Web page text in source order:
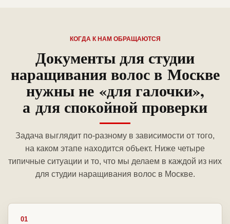
КОГДА К НАМ ОБРАЩАЮТСЯ
Документы для студии
наращивания волос в Москве
нужны не «для галочки»,
а для спокойной проверки
Задача выглядит по-разному в зависимости от того,
на каком этапе находится объект. Ниже четыре
типичные ситуации и то, что мы делаем в каждой из них
для студии наращивания волос в Москве.
01